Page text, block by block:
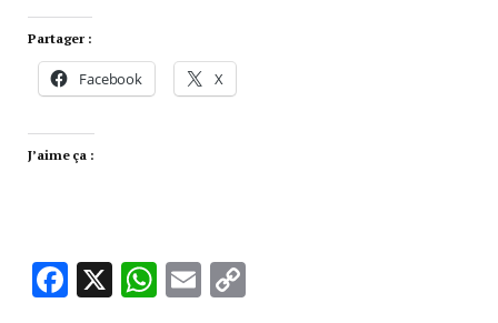
Partager :
Facebook X
J’aime ça :
Facebook
X WhatsApp
Email